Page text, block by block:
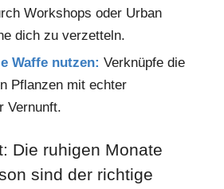
Workshops oder Urban
dich zu verzetteln.
Waffe nutzen: Verknüpfe die
Pflanzen mit echter
Vernunft.
Die ruhigen Monate
sind der richtige